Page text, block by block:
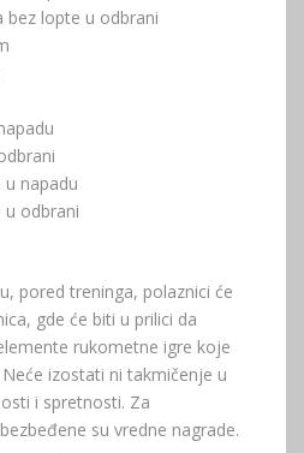
bez lopte u odbrani
u napadu
u odbrani
pored treninga, polaznici će
gde će biti u prilici da
rukometne igre koje
izostati ni takmičenje u
i spretnosti. Za
su vredne nagrade.